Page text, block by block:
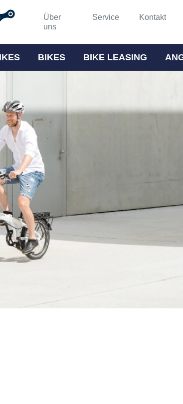
Über
uns
Service Kontakt
BIKES BIKE LEASING